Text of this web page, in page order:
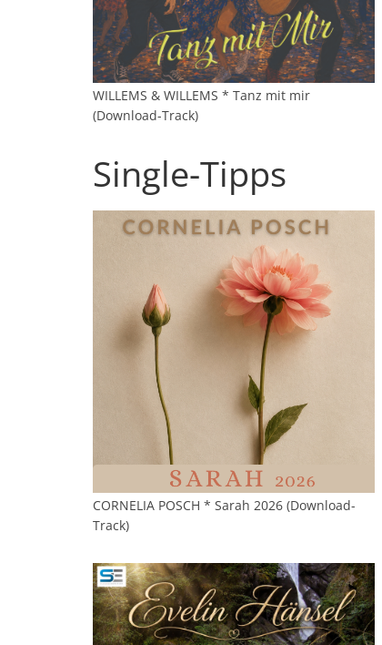
WILLEMS & WILLEMS * Tanz mit mir
(Download-Track)
Single-Tipps
CORNELIA POSCH * Sarah 2026 (Download-
Track)